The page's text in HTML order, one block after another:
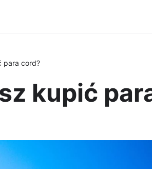
para cord?
kupić